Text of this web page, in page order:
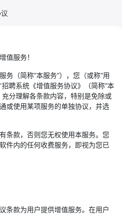
值服务！
务（简称“本服务”），您（或称“用
聘系统《增值服务协议》（简称“本
分理解各条款内容，特别是免除或
或使用某项服务的单独协议，并选
条款，否则您无权使用本服务。您
件内的任何收费服务，即视为您已
条款为用户提供增值服务。在用户